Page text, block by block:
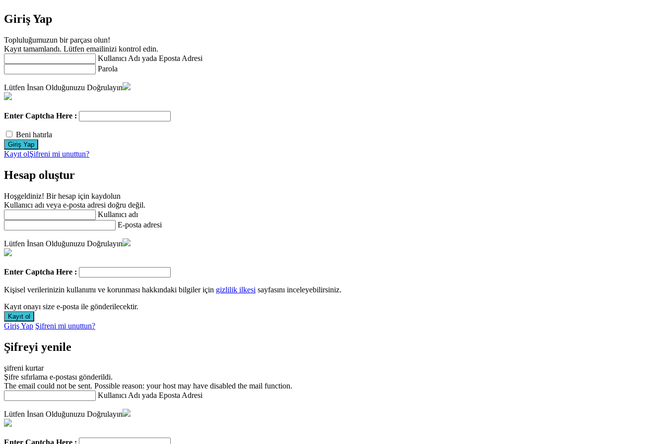
Giriş Yap
Topluluğumuzun bir parçası olun!
Kayıt tamamlandı. Lütfen emailinizi kontrol edin.
Kullanıcı Adı yada Eposta Adresi
Parola
Lütfen İnsan Olduğunuzu Doğrulayın
Enter Captcha Here :
Beni hatırla
Kayıt olŞifreni mi unuttun?
Hesap oluştur
Hoşgeldiniz! Bir hesap için kaydolun
Kullanıcı adı veya e-posta adresi doğru değil.
Kullanıcı adı
E-posta adresi
Lütfen İnsan Olduğunuzu Doğrulayın
Enter Captcha Here :
Kişisel verilerinizin kullanımı ve korunması hakkındaki bilgiler için gizlilik ilkesi sayfasını inceleyebilirsiniz.
Kayıt onayı size e-posta ile gönderilecektir.
Giriş Yap Şifreni mi unuttun?
Şifreyi yenile
şifreni kurtar
Şifre sıfırlama e-postası gönderildi.
The email could not be sent. Possible reason: your host may have disabled the mail function.
Kullanıcı Adı yada Eposta Adresi
Lütfen İnsan Olduğunuzu Doğrulayın
Enter Captcha Here :